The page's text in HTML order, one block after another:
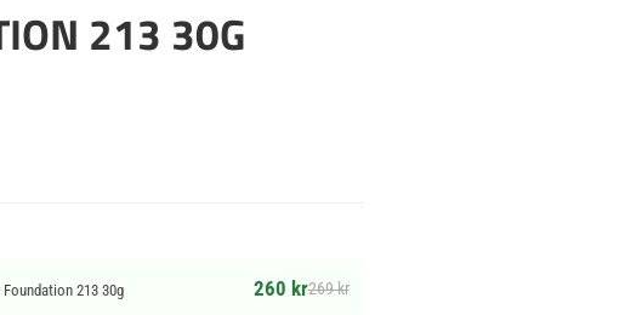
213 30G
213 30g 260 kr269 kr